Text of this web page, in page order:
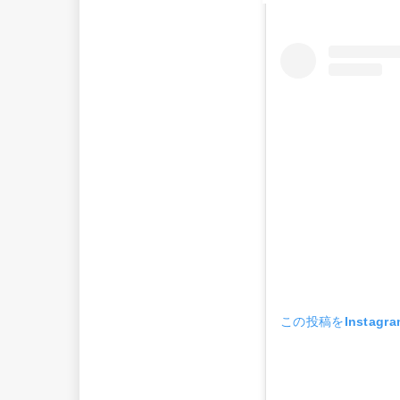
この投稿を